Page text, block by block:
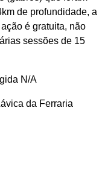
de profundidade, a
é gratuita, não
sessões de 15
N/A
da Ferraria